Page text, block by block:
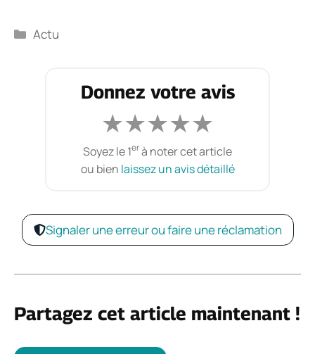
Catégories
Actu
Donnez votre avis
★★★★★
Soyez le 1erà noter cet article
ou bien laissez un avis détaillé
Signaler une erreur ou faire une réclamation
Partagez cet article maintenant !